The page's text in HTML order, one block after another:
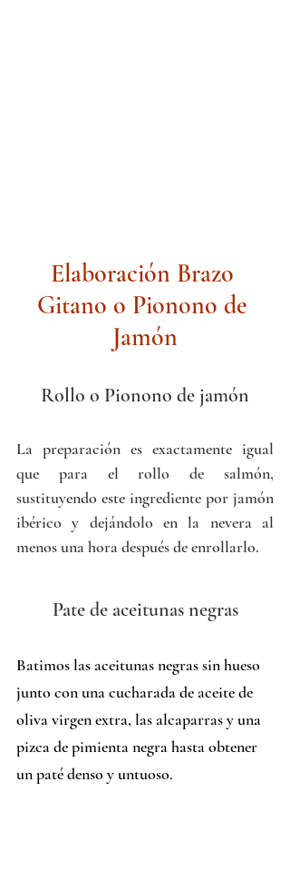
Elaboración Brazo
Gitano o Pionono de
Jamón
Rollo o Pionono de jamón
La preparación es exactamente igual
que para el rollo de salmón,
sustituyendo este ingrediente por jamón
ibérico y dejándolo en la nevera al
menos una hora después de enrollarlo.
Pate de aceitunas negras
Batimos las aceitunas negras sin hueso
junto con una cucharada de aceite de
oliva virgen extra, las alcaparras y una
pizca de pimienta negra hasta obtener
un paté denso y untuoso.